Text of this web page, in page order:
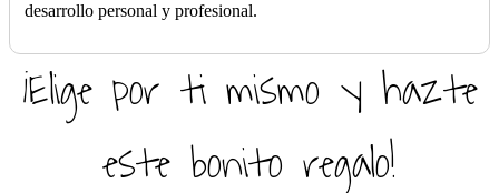
desarrollo personal y profesional.
¡Elige por ti mismo y hazte
este bonito regalo!